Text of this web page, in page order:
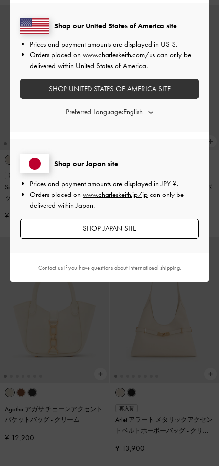
再入荷
Scottie ミニスコッティー トートバ
ッグ
-クリーム
¥ 14,900
Scottie スコッティー ボウリングバ
ッグ-クリーム
Agatha アガサ チェーンアクセント
バケットバッグ- クリーム
¥ 12,900
再入荷
Arlet アラート メタリックアクセン
トベルトホーボーバッグ- クリー
¥ 13,900
Shop our Japan site
Prices and payment amounts are displayed inJPY ¥.
Orders placed on www.charleskeith.jp/jp can only be
delivered within Japan.
SHOP JAPAN SITE
Shop our United States of America site
Prices and payment amounts are displayed in US $.
Orders placed on www.charleskeith.com/us can only be
delivered within United States of America.
SHOP UNITED STATES OF AMERICA SITE
Preferred Language:
Contact usif you have questions about international shipping.